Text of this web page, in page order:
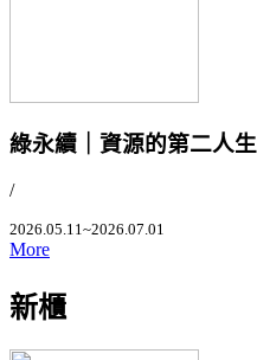
綠永續｜資源的第二人生
/
2026.05.11~2026.07.01
More
新櫃